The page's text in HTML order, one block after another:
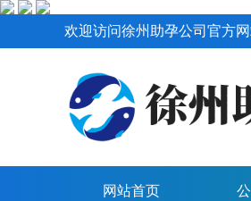
欢迎访问徐州助孕公司官方网
网站首页